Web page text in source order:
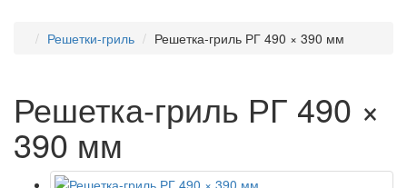
Решетки-гриль Решетка-гриль РГ 490 × 390 мм
Решетка-гриль РГ 490 ×
390 мм